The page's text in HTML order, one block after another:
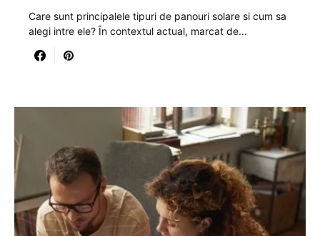
Care sunt principalele tipuri de panouri solare si cum sa
alegi intre ele? În contextul actual, marcat de…